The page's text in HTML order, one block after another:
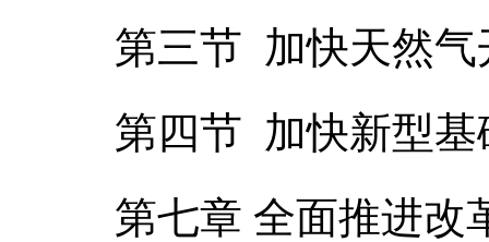
第三节 加快天然气
第四节 加快新型基
第七章 全面推进改